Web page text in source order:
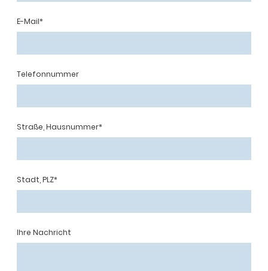
E-Mail*
Telefonnummer
Straße, Hausnummer*
Stadt, PLZ*
Ihre Nachricht